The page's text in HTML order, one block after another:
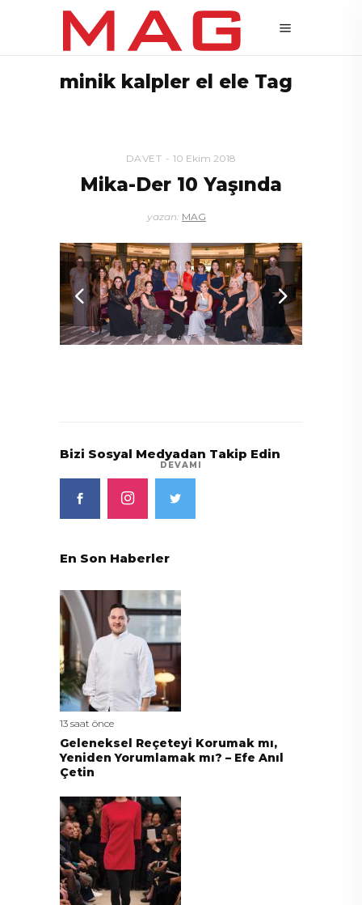
minik kalpler el ele Tag
DAVET 10 Ekim 2018
Mika-Der 10 Yaşında
yazan: MAG
DEVAMI
Bizi Sosyal Medyadan Takip Edin
En Son Haberler
13 saat önce
Geleneksel Reçeteyi Korumak mı,
Yeniden Yorumlamak mı? – Efe Anıl
Çetin